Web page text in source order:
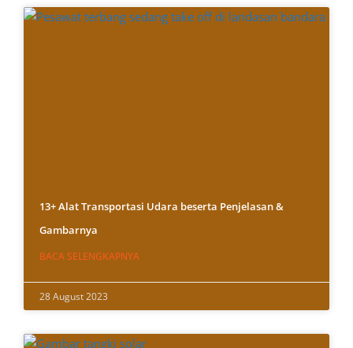
13+ Alat Transportasi Udara beserta Penjelasan &
Gambarnya
BACA SELENGKAPNYA
28 August 2023